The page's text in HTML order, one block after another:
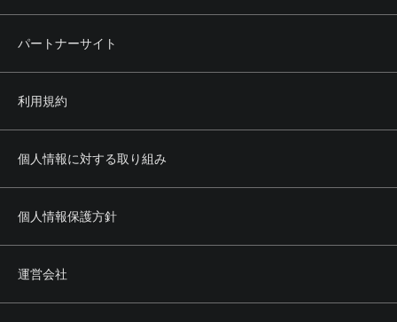
パートナーサイト
利用規約
個人情報に対する取り組み
個人情報保護方針
運営会社